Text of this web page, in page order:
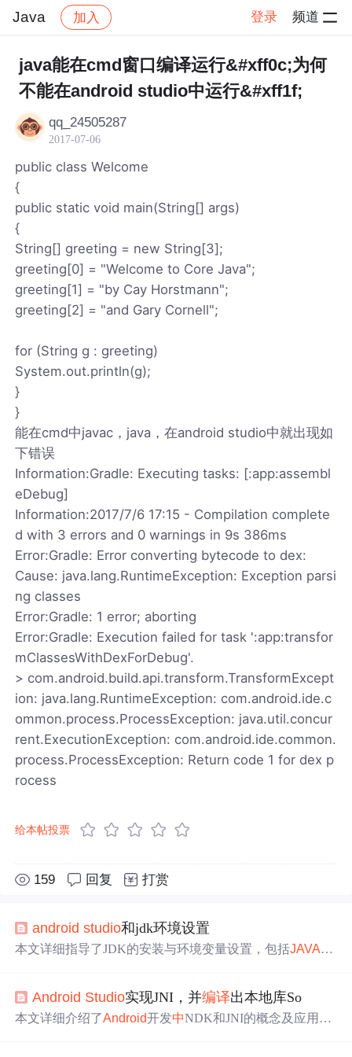
Java 加入 登录 频道
社区 Java 帖子详情
java能在cmd窗口编译运行&#xff0c;为何
不能在android studio中运行&#xff1f;
qq_24505287
2017-07-06
public class Welcome
{
public static void main(String[] args)
{
String[] greeting = new String[3];
greeting[0] = "Welcome to Core Java";
greeting[1] = "by Cay Horstmann";
greeting[2] = "and Gary Cornell";
for (String g : greeting)
System.out.println(g);
}
}
能在cmd中javac，java，在android studio中就出现如
下错误
Information:Gradle: Executing tasks: [:app:assembl
eDebug]
Information:2017/7/6 17:15 - Compilation complete
d with 3 errors and 0 warnings in 9s 386ms
Error:Gradle: Error converting bytecode to dex:
Cause: java.lang.RuntimeException: Exception parsi
ng classes
Error:Gradle: 1 error; aborting
Error:Gradle: Execution failed for task ':app:transfor
mClassesWithDexForDebug'.
> com.android.build.api.transform.TransformExcept
ion: java.lang.RuntimeException: com.android.ide.c
ommon.process.ProcessException: java.util.concur
rent.ExecutionException: com.android.ide.common.
process.ProcessException: Return code 1 for dex p
rocess
给本帖投票
159 回复 打赏
android studio和jdk环境设置
本文详细指导了JDK的安装与环境变量设置，包括JAVA_H
置，解决编译问题。
Android Studio实现JNI，并编译出本地库So
本文详细介绍了Android开发中NDK和JNI的概念及应用场